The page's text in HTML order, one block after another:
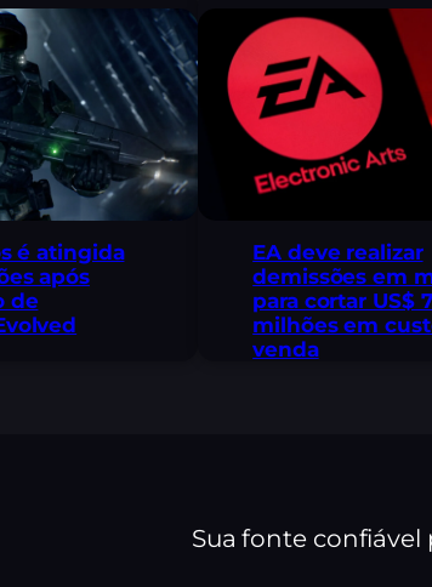
é atingida
após
de
EA deve realizar
demissões em
para cortar US$
milhões em
venda
Sua fonte